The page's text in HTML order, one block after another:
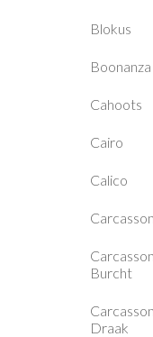
Blokus
Boonanza
Cahoots
Cairo
Calico
Burcht
Draak